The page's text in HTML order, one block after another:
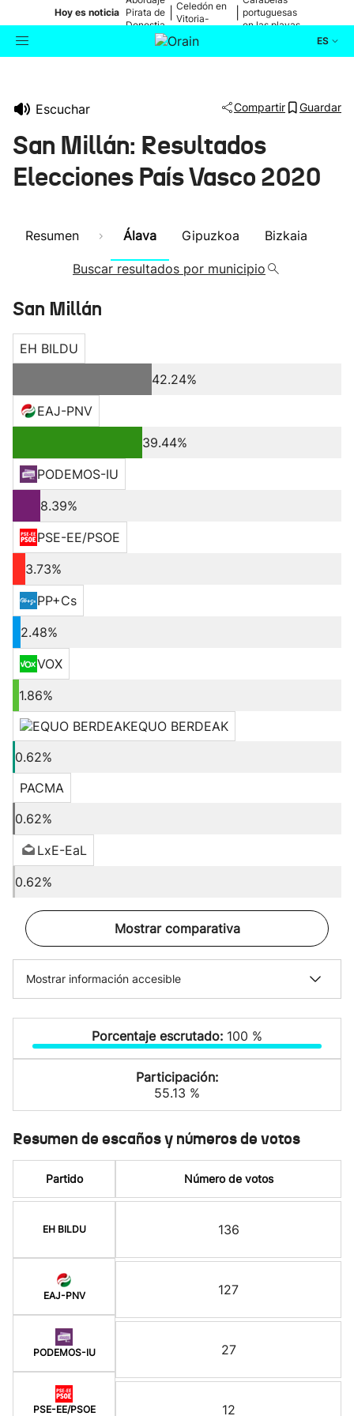
Hoy es noticia Pirata de
Donostia
Celedón en
Vitoria-
portuguesas
en las playas
ES
Cultura
Escuchar Compartir Guardar
San Millán: Resultados
Elecciones País Vasco 2020
Resumen Álava Gipuzkoa Bizkaia
Buscar resultados por municipio
San Millán
EH BILDU
42.24%
EAJ-PNV
39.44%
PODEMOS-IU
8.39%
PSE-EE/PSOE
3.73%
PP+Cs
2.48%
VOX
1.86%
EQUO BERDEAK
0.62%
PACMA
0.62%
LxE-EaL
0.62%
Mostrar comparativa
Mostrar información accesible
Porcentaje escrutado: 100 %
Participación:
55.13 %
Resumen de escaños y números de votos
Partido
EH BILDU
EAJ-PNV
PODEMOS-IU
PSE-EE/PSOE
Número de votos
136
127
27
12